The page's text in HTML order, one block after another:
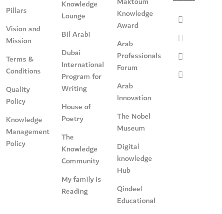
Pillars
Vision and
Mission
Terms &
Conditions
Quality
Policy
Knowledge
Management
Policy
Knowledge
Lounge
Bil Arabi
Dubai
International
Program for
Writing
House of
Poetry
The
Knowledge
Community
My family is
Reading
Knowledge
Award
Arab
Professionals
Forum
Arab
Innovation
The Nobel
Museum
Digital
knowledge
Hub
Qindeel
Educational